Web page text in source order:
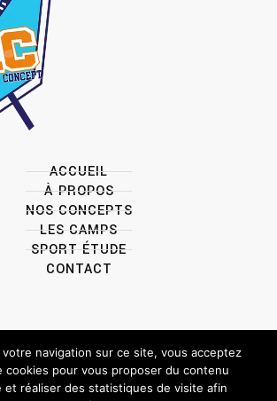
ACCUEIL
À PROPOS
NOS CONCEPTS
LES CAMPS
SPORT ÉTUDE
CONTACT
votre navigation sur ce site, vous acceptez
cookies pour vous proposer du contenu
et réaliser des statistiques de visite afin